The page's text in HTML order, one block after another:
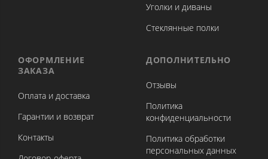
Уголки и диваны
Стеклянные полки
ОФОРМЛЕНИЕ
ЗАКАЗА
Оплата и доставка
Гарантии и возврат
Контакты
ДОПОЛНИТЕЛЬНО
Отзывы
Политика
конфиденциальности
Политика обработки
персональных данных